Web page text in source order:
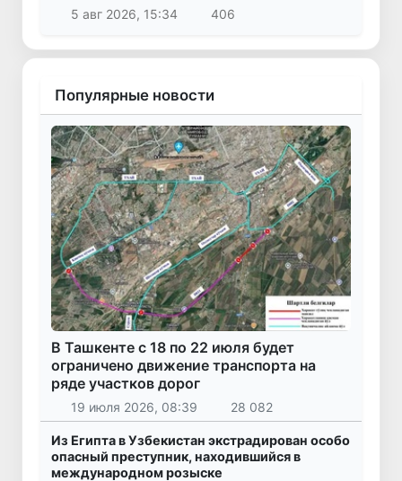
5 авг 2026, 15:34
406
Популярные новости
В Ташкенте с 18 по 22 июля будет
ограничено движение транспорта на
ряде участков дорог
19 июля 2026, 08:39 28 082
Из Египта в Узбекистан экстрадирован особо
опасный преступник, находившийся в
международном розыске